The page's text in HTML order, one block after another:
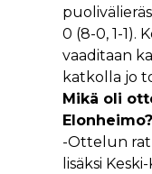
0 (8-0, 1-1).
vaaditaan
katkolla jo
Mikä oli
Elonheimo?
-Ottelun
lisäksi